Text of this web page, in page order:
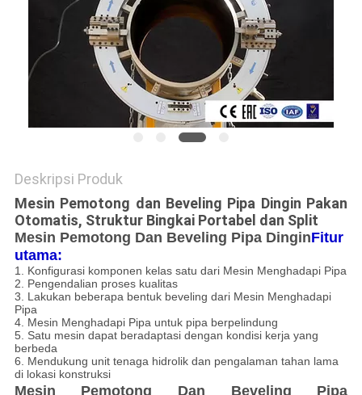
Deskripsi Produk
Mesin Pemotong dan Beveling Pipa Dingin Pakan
Otomatis, Struktur Bingkai Portabel dan Split
Mesin Pemotong Dan Beveling Pipa DinginFitur
utama:
1. Konfigurasi komponen kelas satu dari Mesin Menghadapi Pipa
2. Pengendalian proses kualitas
3. Lakukan beberapa bentuk beveling dari Mesin Menghadapi
Pipa
4. Mesin Menghadapi Pipa untuk pipa berpelindung
5. Satu mesin dapat beradaptasi dengan kondisi kerja yang
berbeda
6. Mendukung unit tenaga hidrolik dan pengalaman tahan lama
di lokasi konstruksi
Mesin Pemotong Dan Beveling Pipa